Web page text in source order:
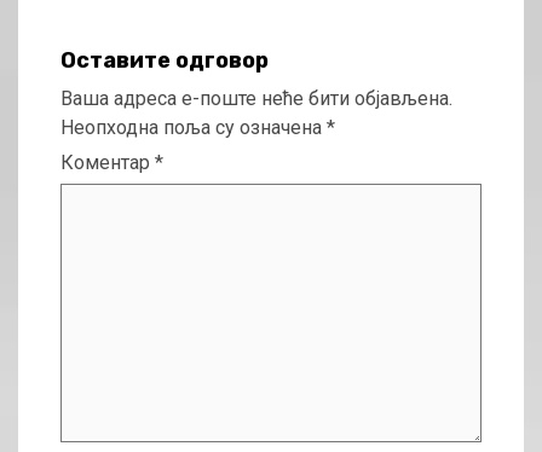
Оставите одговор
Ваша адреса е-поште неће бити објављена.
Неопходна поља су означена *
Коментар *